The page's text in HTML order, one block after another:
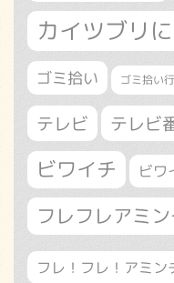
カイツブリ
ゴミ拾い ゴミ拾い
テレビ テレビ
ビワイチ ビワ
フレフレアミ
フレ！フレ！アミン